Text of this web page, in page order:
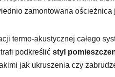
zamontowana ościeżnica
termo-akustycznej całego
podkreślić styl
jak ukruszenia czy